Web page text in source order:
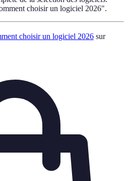
choisir un logiciel 2026".
choisir un logiciel 2026 sur